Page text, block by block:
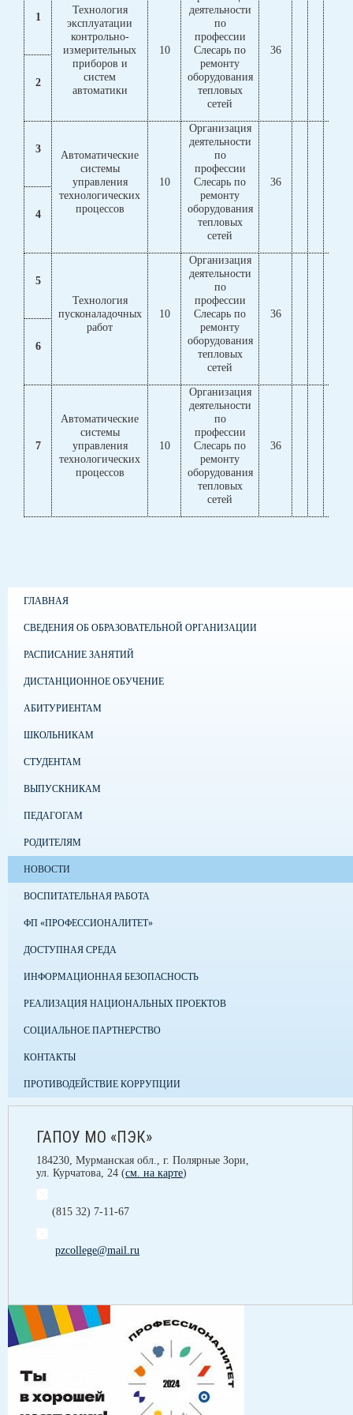
1
Технология
эксплуатации
контрольно-
измерительных
приборов и
систем
автоматики
10
деятельности
по
профессии
Слесарь по
ремонту
оборудования
тепловых
сетей
36
2
3
Автоматические
системы
управления
технологических
процессов
10
Организация
деятельности
по
профессии
Слесарь по
ремонту
оборудования
тепловых
сетей
36
4
5
Технология
пусконаладочных
работ
10
Организация
деятельности
по
профессии
Слесарь по
ремонту
оборудования
тепловых
сетей
36
6
7
Автоматические
системы
управления
технологических
процессов
10
Организация
деятельности
по
профессии
Слесарь по
ремонту
оборудования
тепловых
сетей
36
ГЛАВНАЯ
СВЕДЕНИЯ ОБ ОБРАЗОВАТЕЛЬНОЙ ОРГАНИЗАЦИИ
РАСПИСАНИЕ ЗАНЯТИЙ
ДИСТАНЦИОННОЕ ОБУЧЕНИЕ
АБИТУРИЕНТАМ
ШКОЛЬНИКАМ
СТУДЕНТАМ
ВЫПУСКНИКАМ
ПЕДАГОГАМ
РОДИТЕЛЯМ
НОВОСТИ
ВОСПИТАТЕЛЬНАЯ РАБОТА
ФП «ПРОФЕССИОНАЛИТЕТ»
ДОСТУПНАЯ СРЕДА
ИНФОРМАЦИОННАЯ БЕЗОПАСНОСТЬ
РЕАЛИЗАЦИЯ НАЦИОНАЛЬНЫХ ПРОЕКТОВ
СОЦИАЛЬНОЕ ПАРТНЕРСТВО
КОНТАКТЫ
ПРОТИВОДЕЙСТВИЕ КОРРУПЦИИ
ГАПОУ МО «ПЭК»
184230, Мурманская обл., г. Полярные Зори,
ул. Курчатова, 24 (см. на карте)
(815 32) 7-11-67
pzcollege@mail.ru